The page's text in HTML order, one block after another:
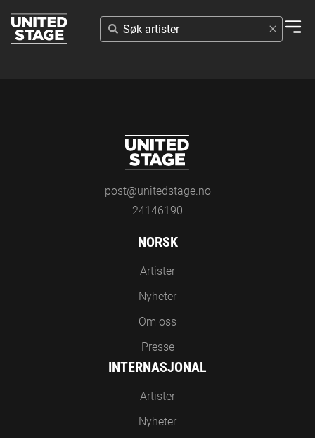
SØK
ARTISTER
post@unitedstage.no
24146190
NORSK
Artister
Nyheter
Om oss
Presse
INTERNASJONAL
Artister
Nyheter